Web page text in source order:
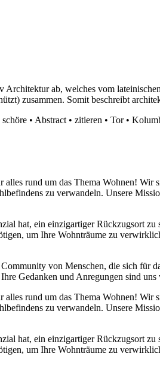
ab, welches vom
zusammen. Somit beschreibt
schöre • Abstract • zitieren • Tor•
rund um das Thema Wohnen! Wir
zu verwandeln. Unsere
hat, ein einzigartiger Rückzugsort
um Ihre Wohnträume zu
von Menschen, die sich für
Gedanken und Anregungen sind
rund um das Thema Wohnen! Wir
zu verwandeln. Unsere
hat, ein einzigartiger Rückzugsort
um Ihre Wohnträume zu